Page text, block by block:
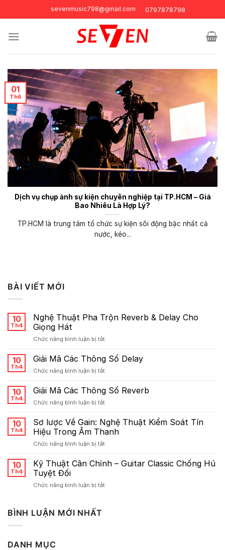
to
content
sevenmusic798@gmail.com 0797878798
Dịch vụ chụp ảnh sự kiện chuyên nghiệp tại TP.HCM – Giá
Bao Nhiêu Là Hợp Lý?
TP.HCM là trung tâm tổ chức sự kiện sôi động bậc nhất cả
nước, kéo...
01
Th6
BÀI VIẾT MỚI
10
Th4
Nghệ Thuật Pha Trộn Reverb & Delay Cho
Giọng Hát
Chức năng bình luận bị tắtở
Thuật
Pha
Trộn
&
Hát
10
Th4
Giải Mã Các Thông Số Delay
Chức năng bình luận bị tắtở
Mã
Các
Thông
Delay
10
Th4
Giải Mã Các Thông Số Reverb
Chức năng bình luận bị tắtở
Mã
Các
Thông
Số
10
Th4
Sơ lược Về Gain: Nghệ Thuật Kiểm Soát Tín
Hiệu Trong Âm Thanh
Chức năng bình luận bị tắtở
lược
Nghệ
10
Th4
Kỹ Thuật Cân Chỉnh – Guitar Classic Chống Hú
Tuyệt Đối
Chức năng bình luận bị tắtở
BÌNH LUẬN MỚI NHẤT
DANH MỤC